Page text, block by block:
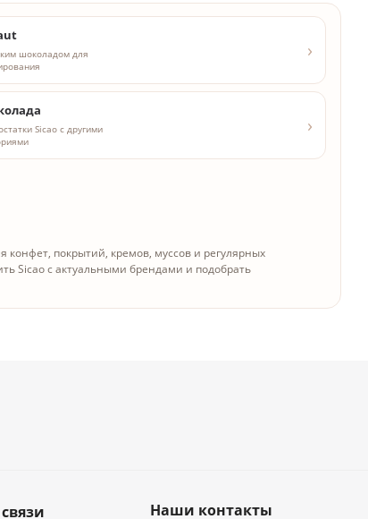
шоколадом для
Sicao с другими
конфет, покрытий, кремов, муссов и регулярных
Sicao с актуальными брендами и подобрать
Наши контакты